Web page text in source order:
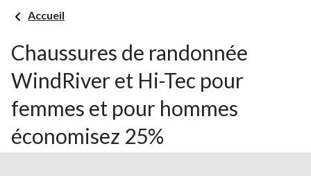
Accueil
Chaussures de randonnée
WindRiver et Hi-Tec pour
femmes et pour hommes
économisez 25%